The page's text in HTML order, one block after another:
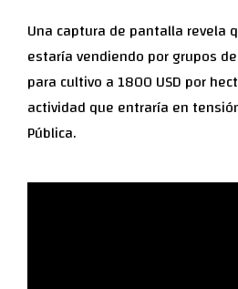
Una captura de pantalla revela
estaría vendiendo por grupos
para cultivo a 1800 USD por
actividad que entraría en
Pública.